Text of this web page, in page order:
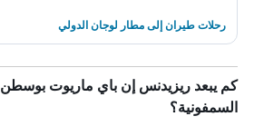
رحلات طيران إلى مطار لوجان الدولي
كم يبعد ريزيدنس إن باي ماريوت
السمفونية؟